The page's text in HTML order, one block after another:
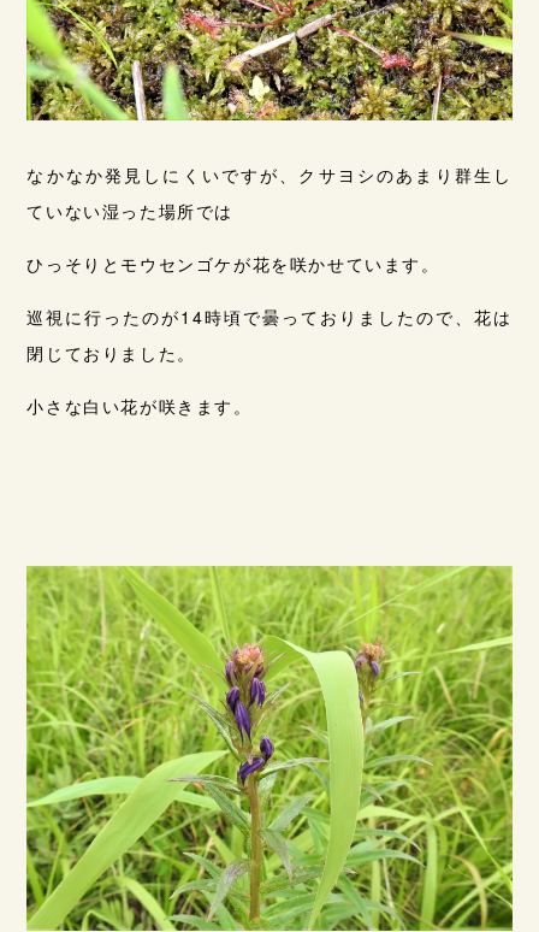
なかなか発見しにくいですが、クサヨシのあまり群生し
ていない湿った場所では
ひっそりとモウセンゴケが花を咲かせています。
巡視に行ったのが14時頃で曇っておりましたので、花は
閉じておりました。
小さな白い花が咲きます。